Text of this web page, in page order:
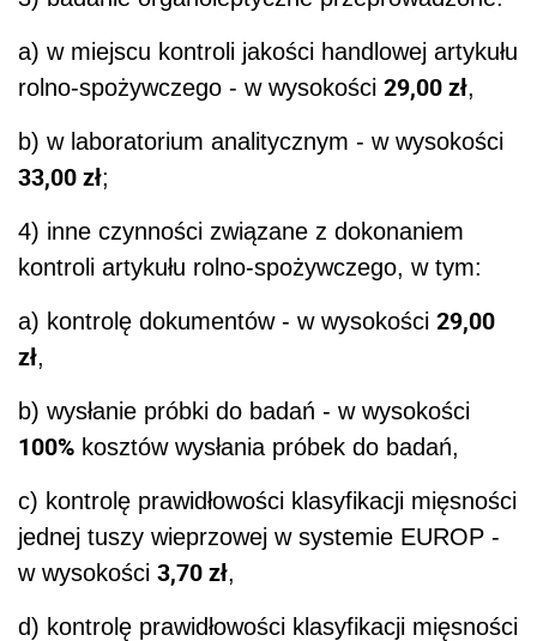
a) w miejscu kontroli jakości handlowej artykułu
rolno-spożywczego - w wysokości 29,00 zł,
b) w laboratorium analitycznym - w wysokości
33,00 zł;
4) inne czynności związane z dokonaniem
kontroli artykułu rolno-spożywczego, w tym:
a) kontrolę dokumentów - w wysokości 29,00
zł,
b) wysłanie próbki do badań - w wysokości
100% kosztów wysłania próbek do badań,
c) kontrolę prawidłowości klasyfikacji mięsności
jednej tuszy wieprzowej w systemie EUROP -
w wysokości 3,70 zł,
d) kontrolę prawidłowości klasyfikacji mięsności